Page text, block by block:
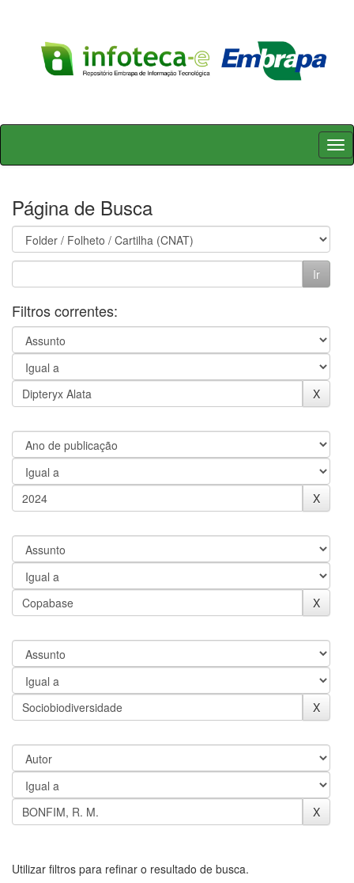
Skip
Página de Busca
Filtros correntes:
Utilizar filtros para refinar o resultado de busca.